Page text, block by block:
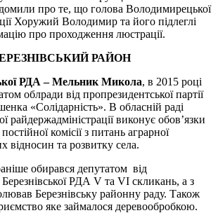
про те, що голова Володимирецької
Хоружий Володимир та його підлеглі
про проходження люстрації.
РАЙОН
РДА – Мельник Микола, в 2015 році
облради від пропрезидентської партії
«Солідарність». В обласній раді
райдержадміністрації виконує обов’язки
комісії з питань аграрної
відносин та розвитку села.
обирався депутатом від
РДА V та VI скликань, а з
Березнівську районну раду. Також
яке займалося деревообробкою.